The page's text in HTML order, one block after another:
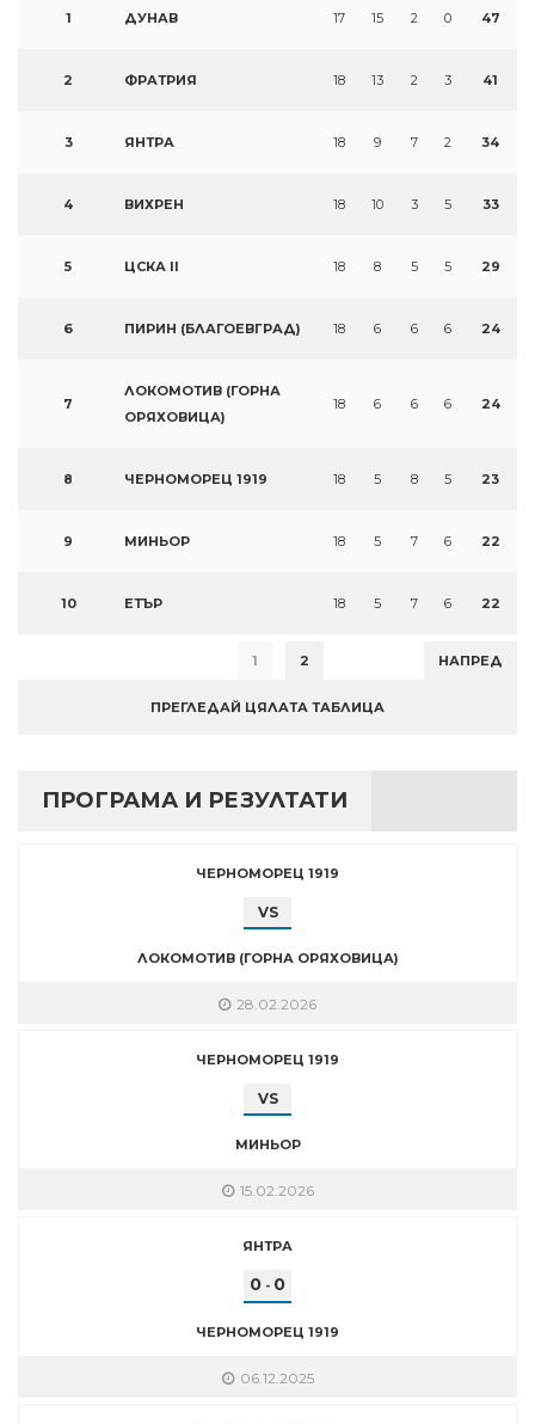
1 ДУНАВ 17 15 2 0 47
2 ФРАТРИЯ 18 13 2 3 41
3 ЯНТРА 18 9 7 2 34
4 ВИХРЕН 18 10 3 5 33
5 ЦСКА II 18 8 5 5 29
6 ПИРИН (БЛАГОЕВГРАД) 18 6 6 6 24
7
ЛОКОМОТИВ (ГОРНА
ОРЯХОВИЦА)
18 6 6 6 24
8 ЧЕРНОМОРЕЦ 1919 18 5 8 5 23
9 МИНЬОР 18 5 7 6 22
10 ЕТЪР 18 5 7 6 22
1 2 НАПРЕД
ПРЕГЛЕДАЙ ЦЯЛАТА ТАБЛИЦА
ПРОГРАМА И РЕЗУЛТАТИ
ЧЕРНОМОРЕЦ 1919
VS
ЛОКОМОТИВ (ГОРНА ОРЯХОВИЦА)
28.02.2026
ЧЕРНОМОРЕЦ 1919
VS
МИНЬОР
15.02.2026
ЯНТРА
0 - 0
ЧЕРНОМОРЕЦ 1919
06.12.2025